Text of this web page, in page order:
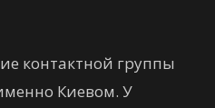
контактной группы
Киевом. У